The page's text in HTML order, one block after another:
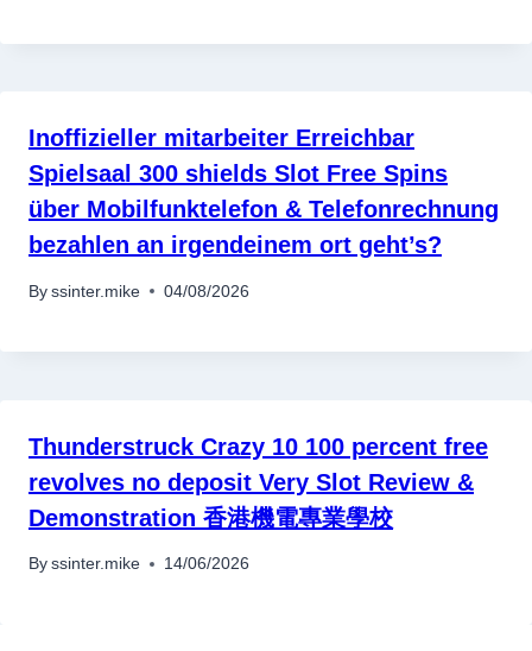
Inoffizieller mitarbeiter Erreichbar
Spielsaal 300 shields Slot Free Spins
über Mobilfunktelefon & Telefonrechnung
bezahlen an irgendeinem ort geht’s?
By ssinter.mike 04/08/2026
Thunderstruck Crazy 10 100 percent free
revolves no deposit Very Slot Review &
Demonstration 香港機電專業學校
By ssinter.mike 14/06/2026